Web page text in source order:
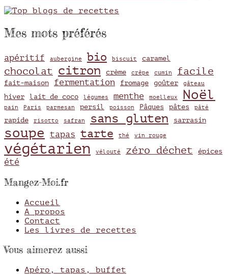
Mes mots préférés
apéritif aubergine bio biscuit caramel
chocolat citron crème crêpe cumin facile
fait-maison fermentation fromage goûter gâteau
hiver lait de coco légumes menthe moelleux Noël
pain Paris parmesan persil poisson Pâques pâtes pâté
rapide risotto safran sans gluten sarrasin
soupe tapas tarte thé vin rouge
végétarien vélouté zéro déchet épices
été
Mangez-Moi.fr
Accueil
A propos
Contact
Les livres de recettes
Vous aimerez aussi
Apéro, tapas, buffet